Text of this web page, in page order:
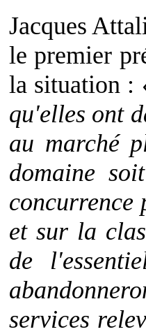
Jacques
le premier
la situation :
qu'elles ont
au marché
domaine
concurrence
et sur la
de
services